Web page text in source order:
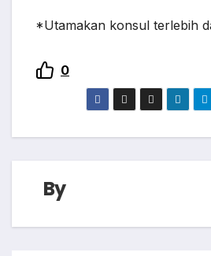
*Utamakan konsul terlebih
0
By